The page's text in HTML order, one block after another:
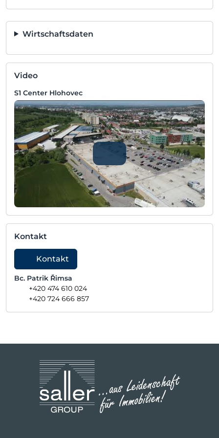
Wirtschaftsdaten
Video
S1 Center Hlohovec
Kontakt
Kontakt
Bc. Patrik Řimsa
+420 474 610 024
+420 724 666 857